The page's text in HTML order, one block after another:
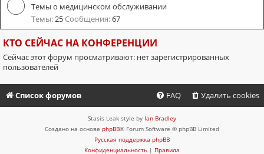
Темы о медицинском обслуживании
Темы:25 Сообщения:67
КТО СЕЙЧАС НА КОНФЕРЕНЦИИ
Сейчас этот форум просматривают: нет зарегистрированных
пользователей
Список форумов Удалить cookies
FAQ
Stasis Leak style by Ian Bradley
Создано на основе phpBB® Forum Software © phpBB Limited
Русская поддержка phpBB
Конфиденциальность | Правила